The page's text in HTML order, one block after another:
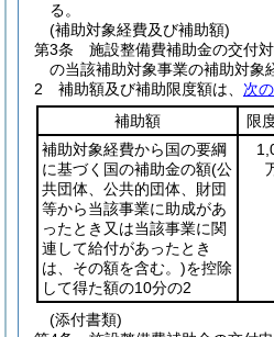
る。
(補助対象経費及び補助額)
第3条
施設整備費補助金の交付
の当該補助対象事業の補助対象
2
補助額及び補助限度額は、 次
補助額
限
補助対象経費から国の要綱
に基づく国の補助金の額(公
共団体、公共的団体、財団
等から当該事業に助成があ
ったとき又は当該事業に関
連して給付があったとき
は、その額を含む。)を控除
して得た額の10分の2
(添付書類)